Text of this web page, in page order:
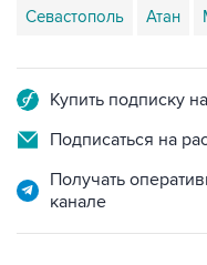
Севастополь Атан
Купить подписку
Подписаться на
Получать
канале